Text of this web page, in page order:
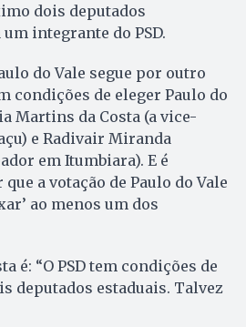
dois deputados
integrante do PSD.
do Vale segue por outro
condições de eleger Paulo do
Martins da Costa (a vice-
e Radivair Miranda
em Itumbiara). E é
a votação de Paulo do Vale
ao menos um dos
é: “O PSD tem condições de
deputados estaduais. Talvez